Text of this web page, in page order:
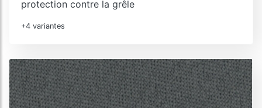
protection contre la grêle
+4 variantes